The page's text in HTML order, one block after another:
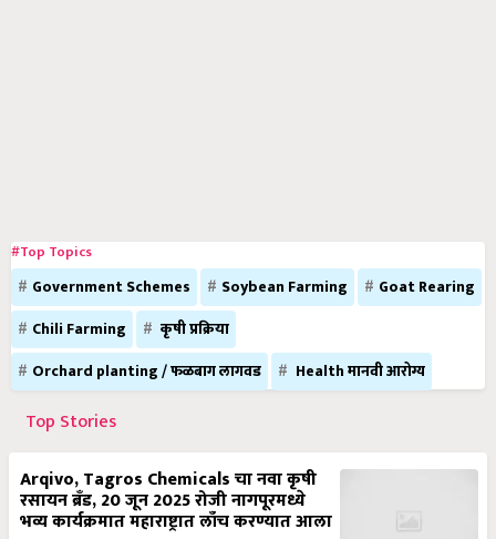
#Top Topics
Government Schemes Soybean Farming
Goat Rearing
Chili Farming
कृषी प्रक्रिया
Orchard planting / फळबाग लागवड
Health मानवी आरोग्य
Top Stories
Arqivo, Tagros Chemicals चा नवा कृषी
रसायन ब्रँड, 20 जून 2025 रोजी नागपूरमध्ये
भव्य कार्यक्रमात महाराष्ट्रात लाँच करण्यात आला